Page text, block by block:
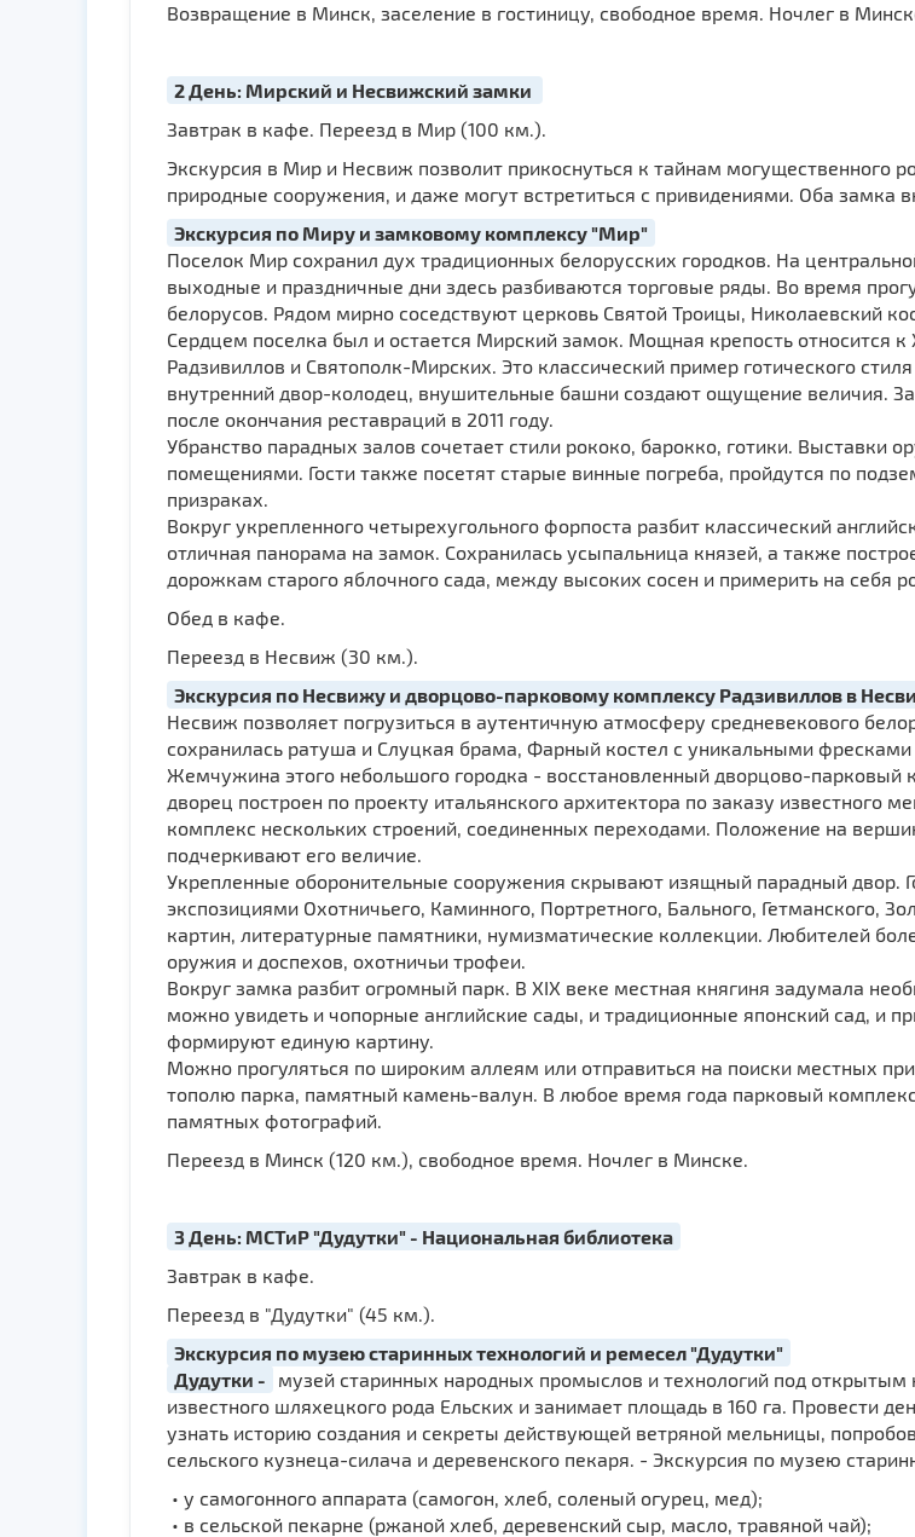
Возвращение в Минск, заселение в гостиницу, свободное время. Ночлег в
2 День: Мирский и Несвижский замки
Завтрак в кафе. Переезд в Мир (100 км.).
Экскурсия в Мир и Несвиж позволит прикоснуться к тайнам могущественного
природные сооружения, и даже могут встретиться с привидениями. Оба замка
Экскурсия по Миру и замковому комплексу "Мир"
Поселок Мир сохранил дух традиционных белорусских городков. На
выходные и праздничные дни здесь разбиваются торговые ряды. Во время
белорусов. Рядом мирно соседствуют церковь Святой Троицы, Николаевский
Сердцем поселка был и остается Мирский замок. Мощная крепость относится к
Радзивиллов и Святополк-Мирских. Это классический пример готического
внутренний двор-колодец, внушительные башни создают ощущение величия.
после окончания реставраций в 2011 году.
Убранство парадных залов сочетает стили рококо, барокко, готики. Выставки
помещениями. Гости также посетят старые винные погреба, пройдутся по
призраках.
Вокруг укрепленного четырехугольного форпоста разбит классический
отличная панорама на замок. Сохранилась усыпальница князей, а также
дорожкам старого яблочного сада, между высоких сосен и примерить на себя
Обед в кафе.
Переезд в Несвиж (30 км.).
Экскурсия по Несвижу и дворцово-парковому комплексу Радзивиллов в
Несвиж позволяет погрузиться в аутентичную атмосферу средневекового
сохранилась ратуша и Слуцкая брама, Фарный костел с уникальными фресками
Жемчужина этого небольшого городка - восстановленный дворцово-парковый
дворец построен по проекту итальянского архитектора по заказу известного
комплекс нескольких строений, соединенных переходами. Положение на
подчеркивают его величие.
Укрепленные оборонительные сооружения скрывают изящный парадный двор.
экспозициями Охотничьего, Каминного, Портретного, Бального, Гетманского,
картин, литературные памятники, нумизматические коллекции. Любителей
оружия и доспехов, охотничьи трофеи.
Вокруг замка разбит огромный парк. В XIX веке местная княгиня задумала
можно увидеть и чопорные английские сады, и традиционные японский сад, и
формируют единую картину.
Можно прогуляться по широким аллеям или отправиться на поиски местных
тополю парка, памятный камень-валун. В любое время года парковый
памятных фотографий.
Переезд в Минск (120 км.), свободное время. Ночлег в Минске.
3 День: МСТиР "Дудутки" - Национальная библиотека
Завтрак в кафе.
Переезд в "Дудутки" (45 км.).
Экскурсия по музею старинных технологий и ремесел "Дудутки"
Дудутки -
музей старинных народных промыслов и технологий под
известного шляхецкого рода Ельских и занимает площадь в 160 га. Провести
узнать историю создания и секреты действующей ветряной мельницы,
сельского кузнеца-силача и деревенского пекаря. - Экскурсия по музею
• у самогонного аппарата (самогон, хлеб, соленый огурец, мед);
• в сельской пекарне (ржаной хлеб, деревенский сыр, масло, травяной чай);